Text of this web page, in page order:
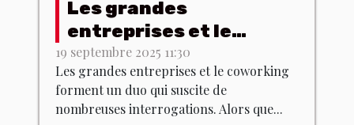
Les grandes
entreprises et le
coworking : une
alliance profitable ?
19 septembre 2025 11:30
Les grandes entreprises et le coworking
forment un duo qui suscite de
nombreuses interrogations. Alors que...